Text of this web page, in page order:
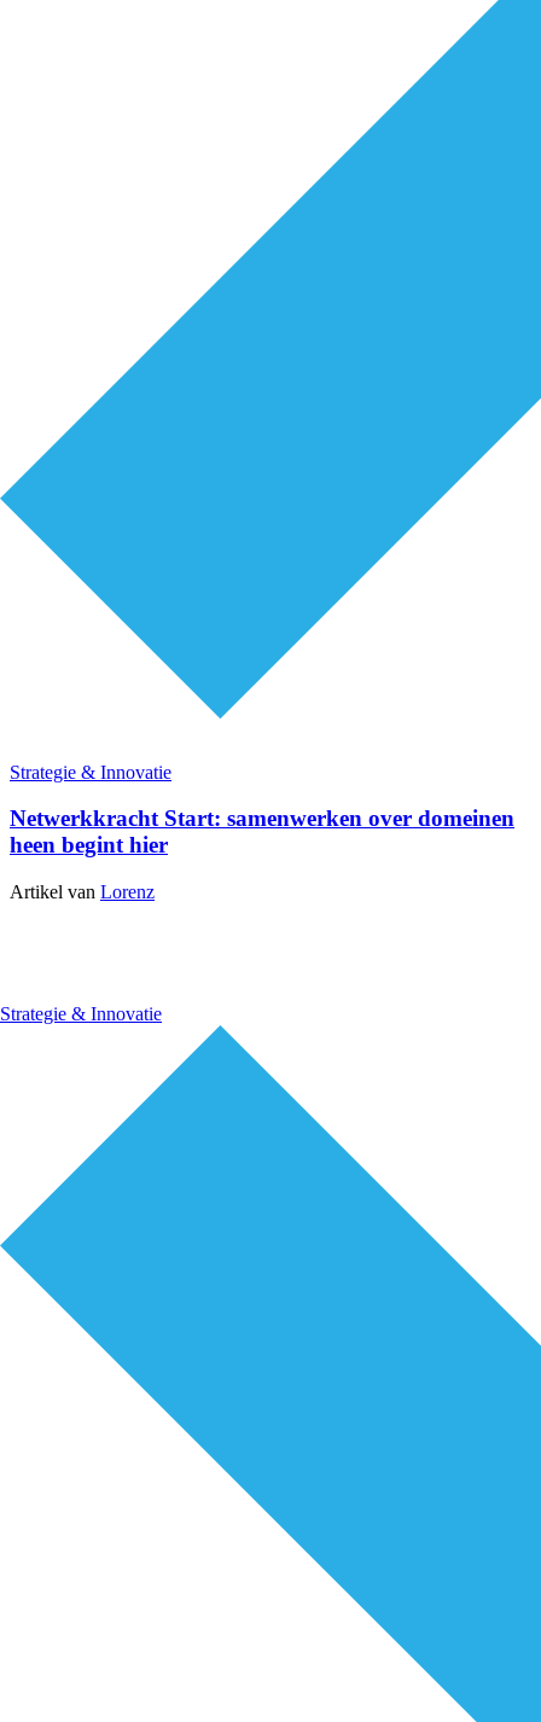
Strategie & Innovatie
Strategie & Innovatie
Netwerkkracht Start: samenwerken over domeinen
heen begint hier
Artikel van Lorenz